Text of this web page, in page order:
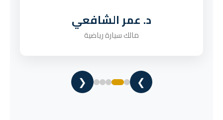
د. عمر الشافعي
مالك سيارة رياضية
❯
❮